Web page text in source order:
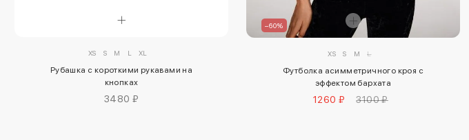
XS S M L XL
Рубашка с короткими рукавами на
кнопках
3480 ₽
–60%
XS S M L
Футболка асимметричного кроя с
эффектом бархата
1260 ₽ 3100 ₽